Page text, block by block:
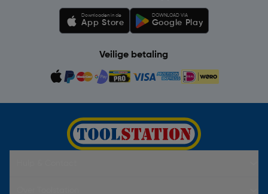
Downloaden in de
App Store
DOWNLOAD VIA
Google Play
Veilige betaling